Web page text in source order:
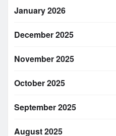
January 2026
December 2025
November 2025
October 2025
September 2025
August 2025